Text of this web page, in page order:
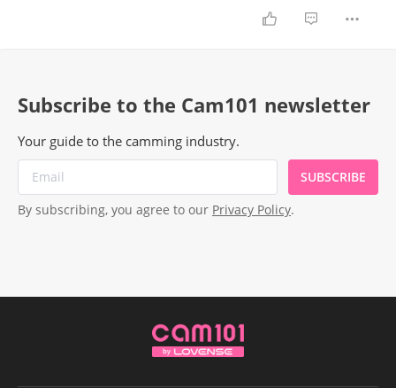
Subscribe to the Cam101 newsletter
Your guide to the camming industry.
SUBSCRIBE
By subscribing, you agree to our Privacy Policy.